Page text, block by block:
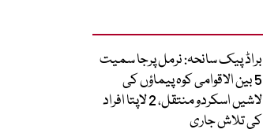
براڈ پیک سانحہ: نرمل پرجا سمیت
5 بین الاقوامی کوہ پیماؤں کی
لاشیں اسکردو منتقل، 2 لاپتا افراد
کی تلاش جاری